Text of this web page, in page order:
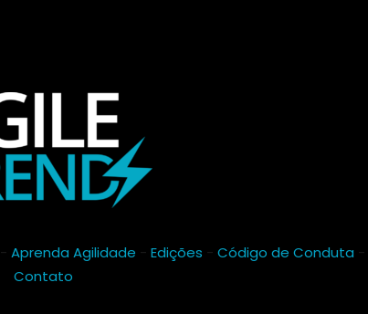
- Aprenda Agilidade - Edições - Código de Conduta -
Contato